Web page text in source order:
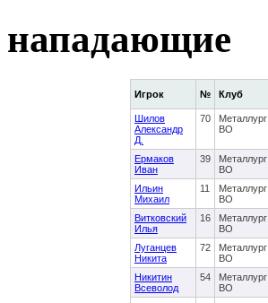
нападающие
Игрок № Клуб
Шилов
Александр
Д.
70
Металлург
ВО
Ермаков
Иван
39
Металлург
ВО
Ильин
Михаил
11
Металлург
ВО
Витковский
Илья
16
Металлург
ВО
Луганцев
Никита
72
Металлург
ВО
Никитин
Всеволод
54
Металлург
ВО